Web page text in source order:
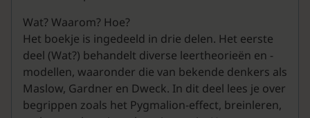
Wat? Waarom? Hoe?
Het boekje is ingedeeld in drie delen. Het eerste
deel (Wat?) behandelt diverse leertheorieën en -
modellen, waaronder die van bekende denkers als
Maslow, Gardner en Dweck. In dit deel lees je over
begrippen zoals het Pygmalion-effect, breinleren,